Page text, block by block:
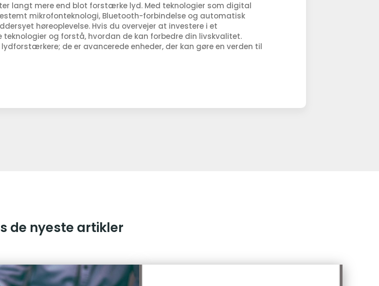
langt mere end blot forstærke lyd. Med teknologier som digital
mikrofonteknologi, Bluetooth-forbindelse og automatisk
høreoplevelse. Hvis du overvejer at investere i et
og forstå, hvordan de kan forbedre din livskvalitet.
de er avancerede enheder, der kan gøre en verden til
de nyeste artikler